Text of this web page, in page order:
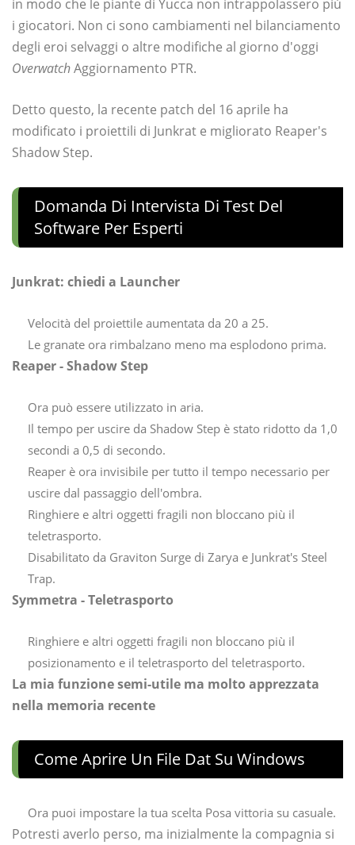
in modo che le piante di Yucca non intrappolassero più
i giocatori. Non ci sono cambiamenti nel bilanciamento
degli eroi selvaggi o altre modifiche al giorno d'oggi
OverwatchAggiornamento PTR.
Detto questo, la recente patch del 16 aprile ha
modificato i proiettili di Junkrat e migliorato Reaper's
Shadow Step.
Domanda Di Intervista Di Test Del
Software Per Esperti
Junkrat: chiedi a Launcher
Velocità del proiettile aumentata da 20 a 25.
Le granate ora rimbalzano meno ma esplodono prima.
Reaper - Shadow Step
Ora può essere utilizzato in aria.
Il tempo per uscire da Shadow Step è stato ridotto da 1,0
secondi a 0,5 di secondo.
Reaper è ora invisibile per tutto il tempo necessario per
uscire dal passaggio dell'ombra.
Ringhiere e altri oggetti fragili non bloccano più il
teletrasporto.
Disabilitato da Graviton Surge di Zarya e Junkrat's Steel
Trap.
Symmetra - Teletrasporto
Ringhiere e altri oggetti fragili non bloccano più il
posizionamento e il teletrasporto del teletrasporto.
La mia funzione semi-utile ma molto apprezzata
nella memoria recente
Come Aprire Un File Dat Su Windows
Ora puoi impostare la tua scelta Posa vittoria su casuale.
Potresti averlo perso, ma inizialmente la compagnia si